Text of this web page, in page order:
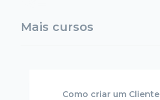
Mais cursos
Como criar um Cliente